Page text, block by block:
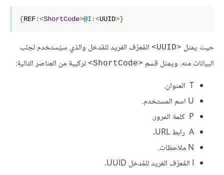
{REF:<ShortCode>@I :<UUID>}
حيث يمثل <UUID>
المُعرِّف الفريد للمُدخل والذي سيُستخدم لجلب
البيانات منه. ويمثل قسم <ShortCode>
تركيبة من العناصر التالية:
T العنوان.
U اسم المستخدم.
P كلمة المرور.
A رابط URL.
N ملاحظات.
I المُعرِّف الفريد للمُدخل UUID.